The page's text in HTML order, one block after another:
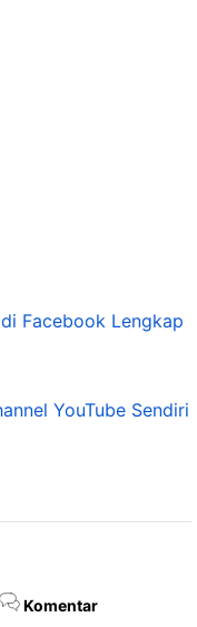
Facebook Lengkap
YouTube Sendiri
Komentar